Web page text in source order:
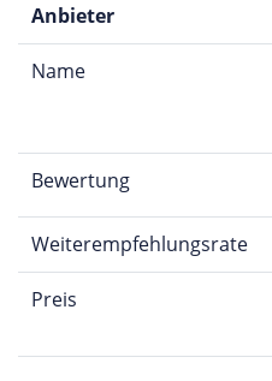
Anbieter
Name
Bewertung
Weiterempfehlungsrate
Preis